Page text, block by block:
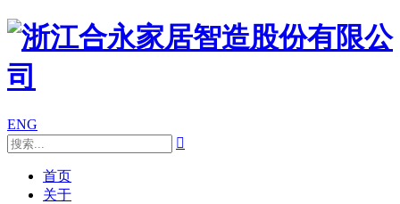
ENG

首页
关于